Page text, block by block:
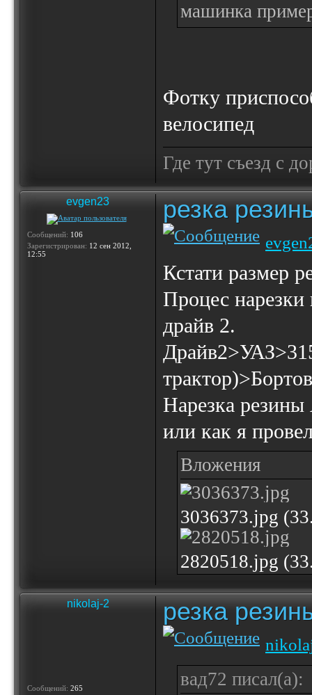
машинка
Фотку
велосипед
Где тут съезд с
evgen23
Сообщений: 106
Зарегистрирован: 12 сен 2012,
12:55
резка
Кстати размер
Процес
драйв 2.
Нарезка
или как я
Вложения
3036373.jpg
2820518.jpg
nikolaj-2
Сообщений: 265
резка
вад72 писал(а):